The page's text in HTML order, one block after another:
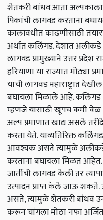
शेतकरी बांधव आता
पिकांची लागवड करताना
कालावधीत काढणीसाठी
अर्थात कलिंगड. देशात
लागवड प्रामुख्याने उत्तर
हरियाणा या राज्यात मोठ्या
याची लागवड महाराष्ट्रात
बघायला मिळाले आहे. कलिंगड
म्हणजे यासाठी खूपच कमी वेळ
अल्प प्रमाणात खाद्य असले
करता येते. याव्यतिरिक्त
आवश्यक असते त्यामुळे अलीकडे
करताना बघायला मिळत आहेत.
जातींची लागवड केली तर
उत्पादन प्राप्त केले जाऊ
असते, त्यामुळे शेतकरी बांधव
करून चांगला मोठा नफा